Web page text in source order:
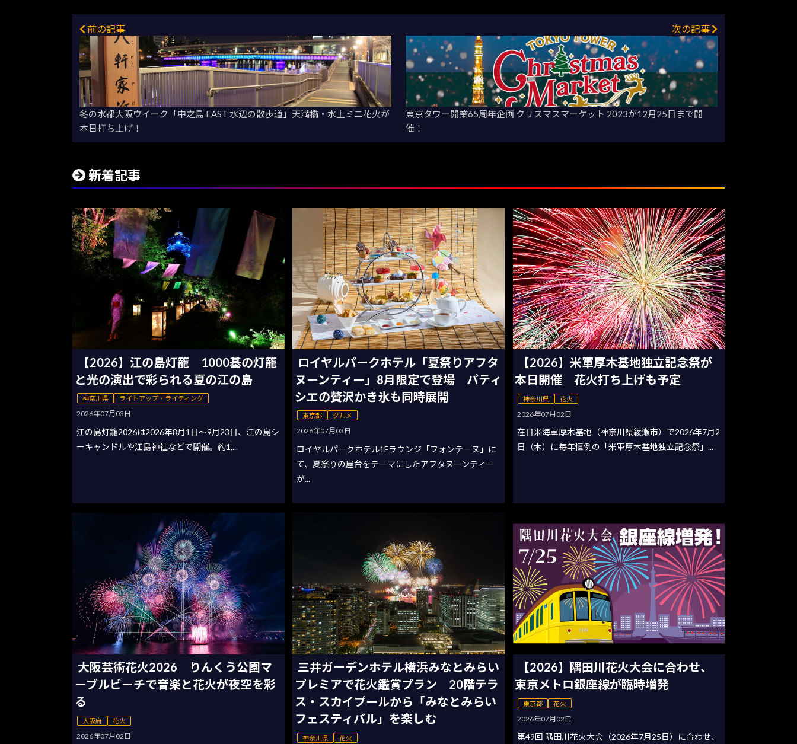
前の記事
冬の水都大阪ウイーク「中之島 EAST 水辺の散歩道」天満橋・水上ミニ花火が
本日打ち上げ！
次の記事
東京タワー開業65周年企画 クリスマスマーケット 2023が12月25日まで開
催！
新着記事
【2026】江の島灯籠 1000基の灯籠
と光の演出で彩られる夏の江の島
神奈川県 ライトアップ・ライティング
2026年07月03日
江の島灯籠2026は2026年8月1日〜9月23日、江の島シ
ーキャンドルや江島神社などで開催。約1,...
ロイヤルパークホテル「夏祭りアフタ
ヌーンティー」8月限定で登場 パティ
シエの贅沢かき氷も同時展開
東京都 グルメ
2026年07月03日
ロイヤルパークホテル1Fラウンジ「フォンテーヌ」に
て、夏祭りの屋台をテーマにしたアフタヌーンティー
が...
【2026】米軍厚木基地独立記念祭が
本日開催 花火打ち上げも予定
神奈川県 花火
2026年07月02日
在日米海軍厚木基地（神奈川県綾瀬市）で2026年7月2
日（木）に毎年恒例の「米軍厚木基地独立記念祭」...
大阪芸術花火2026 りんくう公園マ
ーブルビーチで音楽と花火が夜空を彩
る
大阪府 花火
2026年07月02日
三井ガーデンホテル横浜みなとみらい
プレミアで花火鑑賞プラン 20階テラ
ス・スカイプールから「みなとみらい
フェスティバル」を楽しむ
神奈川県 花火
【2026】隅田川花火大会に合わせ、
東京メトロ銀座線が臨時増発
東京都 花火
2026年07月02日
第49回 隅田川花火大会（2026年7月25日）に合わせ、